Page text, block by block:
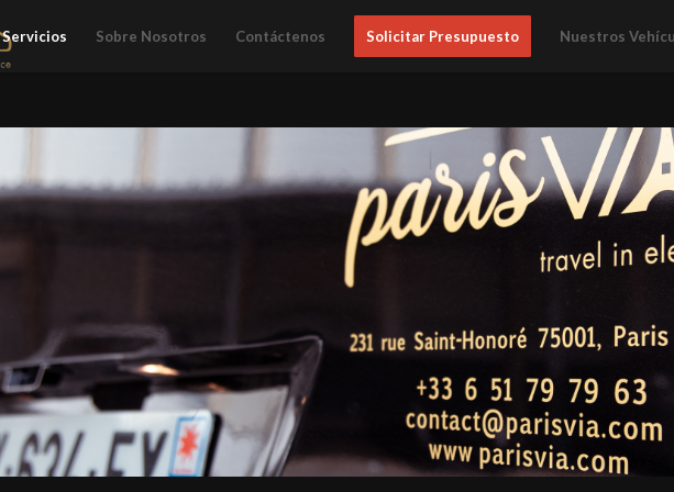
Servicios Sobre Nosotros Contáctenos Solicitar Presupuesto Nuestros